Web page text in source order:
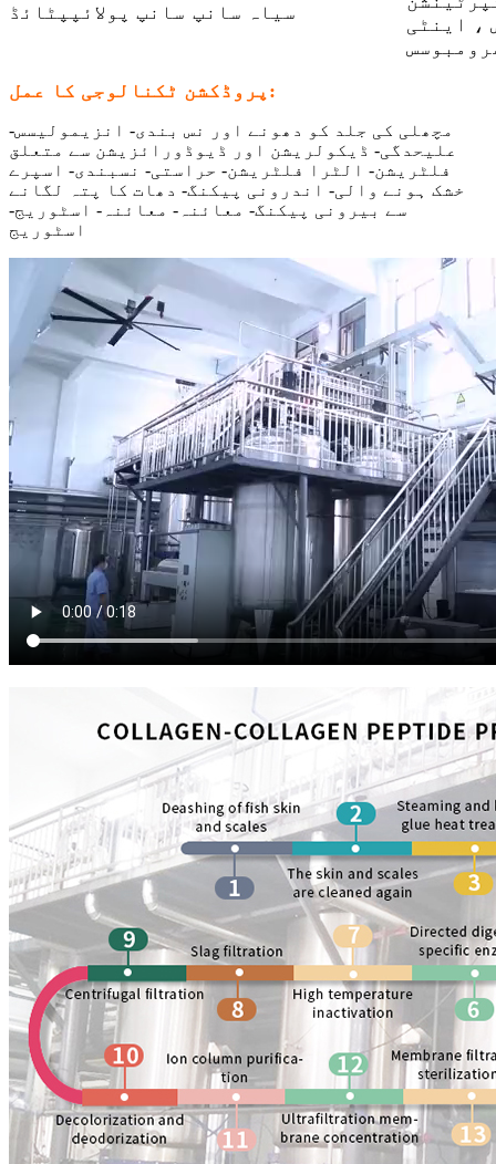
سانپ پولائپپٹائڈ سیاہ سانپ
، اینٹی
پروڈکشن ٹکنالوجی کا عمل:
مچھلی کی جلد کو دھونے اور نس بندی- انزیمولیسس-
علیحدگی- ڈیکولریشن اور ڈیوڈورائزیشن سے متعلق
فلٹریشن- الٹرا فلٹریشن- حراستی- نسبندی- اسپرے
خشک ہونے والی- اندرونی پیکنگ- دھات کا پتہ لگانے
سے بیرونی پیکنگ- معائنہ- معائنہ- اسٹوریج-
اسٹوریج